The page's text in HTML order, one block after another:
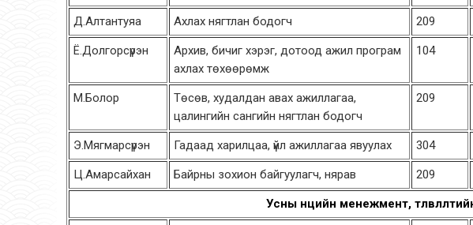
Д.Алтантуяа Ахлах нягтлан бодогч 209
Ё.Долгорсүрэн
Архив, бичиг хэрэг, дотоод ажил програм
ахлах төхөөрөмж
104
М.Болор
Төсөв, худалдан авах ажиллагаа,
цалингийн сангийн нягтлан бодогч
209
Э.Мягмарсүрэн Гадаад харилцаа, үйл ажиллагаа явуулах 304
Ц.Амарсайхан Байрны зохион байгуулагч, нярав 209
Усны нөөцийн менежмент,